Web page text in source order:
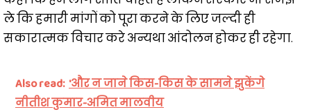
ले कि हमारी मांगों को पूरा करने के लिए जल्दी ही
सकारात्मक विचार करे अन्यथा आंदोलन होकर ही रहेगा.
Also read: 'और न जाने किस-किस के सामने झुकेंगे
नीतीश कुमार-अमित मालवीय